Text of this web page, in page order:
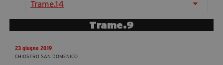
segreteria@tramefestival.it
info@tramefestival.itTrame.9
23 giugno 2019
CHIOSTRO SAN DOMENICO
Trame.14